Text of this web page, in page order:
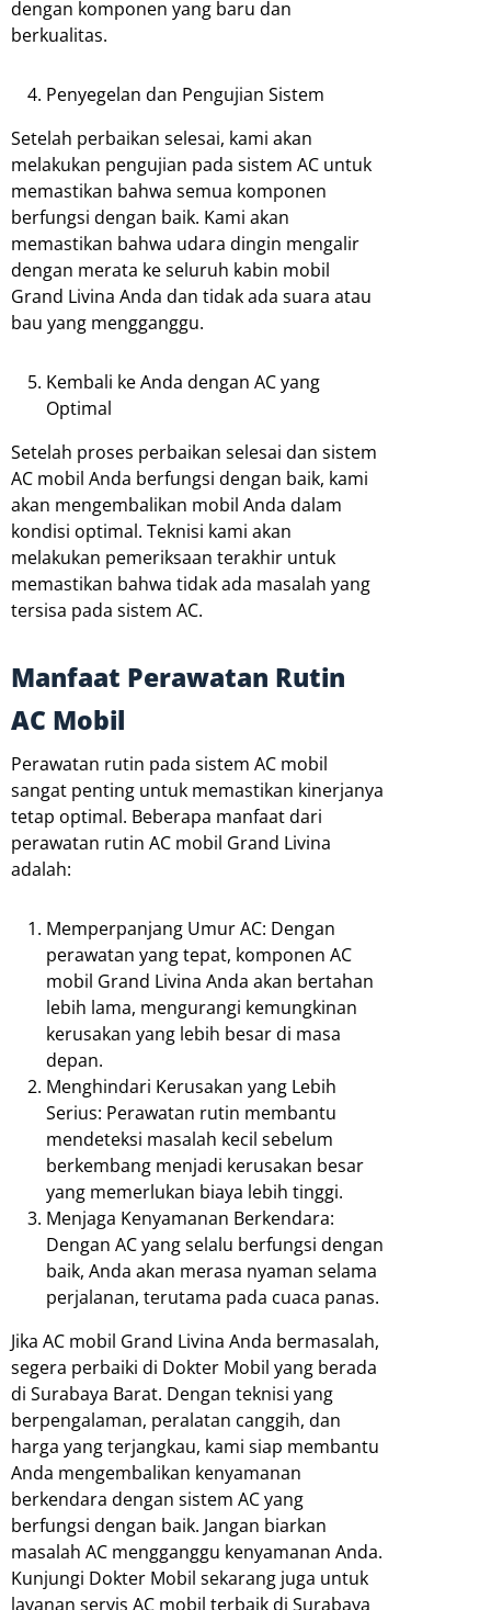
dengan komponen yang baru dan
berkualitas.
Penyegelan dan Pengujian Sistem
Setelah perbaikan selesai, kami akan
melakukan pengujian pada sistem AC untuk
memastikan bahwa semua komponen
berfungsi dengan baik. Kami akan
memastikan bahwa udara dingin mengalir
dengan merata ke seluruh kabin mobil
Grand Livina Anda dan tidak ada suara atau
bau yang mengganggu.
Kembali ke Anda dengan AC yang
Optimal
Setelah proses perbaikan selesai dan sistem
AC mobil Anda berfungsi dengan baik, kami
akan mengembalikan mobil Anda dalam
kondisi optimal. Teknisi kami akan
melakukan pemeriksaan terakhir untuk
memastikan bahwa tidak ada masalah yang
tersisa pada sistem AC.
Manfaat Perawatan Rutin
AC Mobil
Perawatan rutin pada sistem AC mobil
sangat penting untuk memastikan kinerjanya
tetap optimal. Beberapa manfaat dari
perawatan rutin AC mobil Grand Livina
adalah:
Memperpanjang Umur AC: Dengan
perawatan yang tepat, komponen AC
mobil Grand Livina Anda akan bertahan
lebih lama, mengurangi kemungkinan
kerusakan yang lebih besar di masa
depan.
Menghindari Kerusakan yang Lebih
Serius: Perawatan rutin membantu
mendeteksi masalah kecil sebelum
berkembang menjadi kerusakan besar
yang memerlukan biaya lebih tinggi.
Menjaga Kenyamanan Berkendara:
Dengan AC yang selalu berfungsi dengan
baik, Anda akan merasa nyaman selama
perjalanan, terutama pada cuaca panas.
Jika AC mobil Grand Livina Anda bermasalah,
segera perbaiki di Dokter Mobil yang berada
di Surabaya Barat. Dengan teknisi yang
berpengalaman, peralatan canggih, dan
harga yang terjangkau, kami siap membantu
Anda mengembalikan kenyamanan
berkendara dengan sistem AC yang
berfungsi dengan baik. Jangan biarkan
masalah AC mengganggu kenyamanan Anda.
Kunjungi Dokter Mobil sekarang juga untuk
layanan servis AC mobil terbaik di Surabaya